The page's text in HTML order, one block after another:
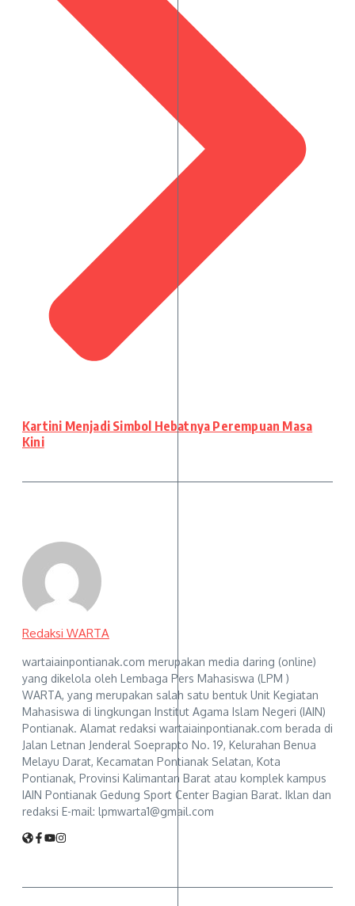
Kartini Menjadi Simbol Hebatnya Perempuan Masa
Kini
Redaksi WARTA
wartaiainpontianak.com merupakan media daring (online)
yang dikelola oleh Lembaga Pers Mahasiswa (LPM )
WARTA, yang merupakan salah satu bentuk Unit Kegiatan
Mahasiswa di lingkungan Institut Agama Islam Negeri (IAIN)
Pontianak. Alamat redaksi wartaiainpontianak.com berada di
Jalan Letnan Jenderal Soeprapto No. 19, Kelurahan Benua
Melayu Darat, Kecamatan Pontianak Selatan, Kota
Pontianak, Provinsi Kalimantan Barat atau komplek kampus
IAIN Pontianak Gedung Sport Center Bagian Barat. Iklan dan
redaksi E-mail: lpmwarta1@gmail.com